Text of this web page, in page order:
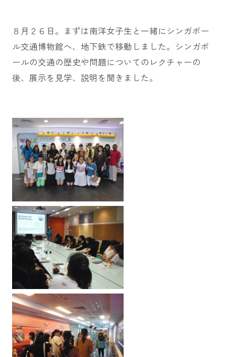
８月２６日。まずは南洋女子生と一緒にシンガポー
ル交通博物館へ、地下鉄で移動しました。シンガポ
ールの交通の歴史や問題についてのレクチャーの
後、展示を見学、説明を聞きました。